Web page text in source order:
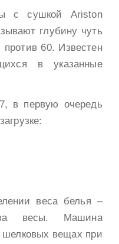
с сушкой Ariston
глубину чуть
60. Известен
в указанные
в первую очередь
веса белья –
весы. Машина
шелковых вещах при